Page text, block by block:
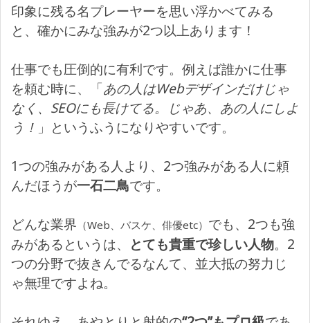
印象に残る名プレーヤーを思い浮かべてみる
と、確かにみな強みが2つ以上あります！
仕事でも圧倒的に有利です。例えば誰かに仕事
を頼む時に、「あの人はWebデザインだけじゃ
なく、SEOにも長けてる。じゃあ、あの人にしよ
う！ 」というふうになりやすいです。
1つの強みがある人より、2つ強みがある人に頼
んだほうが一石二鳥です。
どんな業界 （Web、バスケ、俳優etc） でも、2つも強
みがあるというは、
とても貴重で珍しい人物。2
つの分野で抜きんでるなんて、並大抵の努力じ
ゃ無理ですよね。